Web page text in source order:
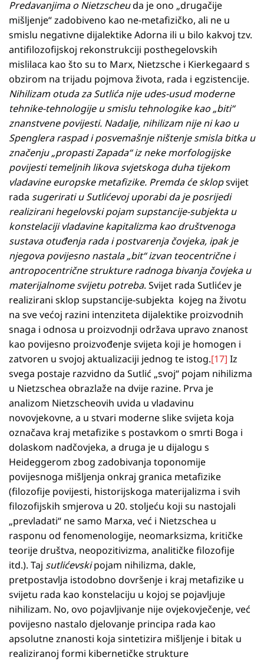
Predavanjima o Nietzscheuda je ono „drugačije
mišljenje“ zadobiveno kao ne-metafizičko, ali ne u
smislu negativne dijalektike Adorna ili u bilo kakvoj tzv.
antifilozofijskoj rekonstrukciji posthegelovskih
mislilaca kao što su to Marx, Nietzsche i Kierkegaard s
obzirom na trijadu pojmova života, rada i egzistencije.
Nihilizam otuda za Sutlića nije udes-usud moderne
tehnike-tehnologije u smislu tehnologike kao „biti“
znanstvene povijesti. Nadalje, nihilizam nije ni kao u
Spenglera raspad i posvemašnje ništenje smisla bitka u
značenju „propasti Zapada“ iz neke morfologijske
povijesti temeljnih likova svjetskoga duha tijekom
vladavine europske metafizike. Premda će sklopsvijet
rada sugerirati u Sutlićevoj uporabi da je posrijedi
realizirani hegelovski pojam supstancije-subjekta u
konstelaciji vladavine kapitalizma kao društvenoga
sustava otuđenja rada i postvarenja čovjeka, ipak je
njegova povijesno nastala „bit“ izvan teocentrične i
antropocentrične strukture radnoga bivanja čovjeka u
materijalnome svijetu potreba. Svijet rada Sutlićev je
realizirani sklop supstancije-subjekta kojeg na životu
na sve većoj razini intenziteta dijalektike proizvodnih
snaga i odnosa u proizvodnji održava upravo znanost
kao povijesno proizvođenje svijeta koji je homogen i
zatvoren u svojoj aktualizaciji jednog te istog.[17] Iz
svega postaje razvidno da Sutlić „svoj“ pojam nihilizma
u Nietzschea obrazlaže na dvije razine. Prva je
analizom Nietzscheovih uvida u vladavinu
novovjekovne, a u stvari moderne slike svijeta koja
označava kraj metafizike s postavkom o smrti Boga i
dolaskom nadčovjeka, a druga je u dijalogu s
Heideggerom zbog zadobivanja toponomije
povijesnoga mišljenja onkraj granica metafizike
(filozofije povijesti, historijskoga materijalizma i svih
filozofijskih smjerova u 20. stoljeću koji su nastojali
„prevladati“ ne samo Marxa, već i Nietzschea u
rasponu od fenomenologije, neomarksizma, kritičke
teorije društva, neopozitivizma, analitičke filozofije
itd.). Taj sutlićevskipojam nihilizma, dakle,
pretpostavlja istodobno dovršenje i kraj metafizike u
svijetu rada kao konstelaciju u kojoj se pojavljuje
nihilizam. No, ovo pojavljivanje nije ovjekovječenje, već
povijesno nastalo djelovanje principa rada kao
apsolutne znanosti koja sintetizira mišljenje i bitak u
realiziranoj formi kibernetičke strukture